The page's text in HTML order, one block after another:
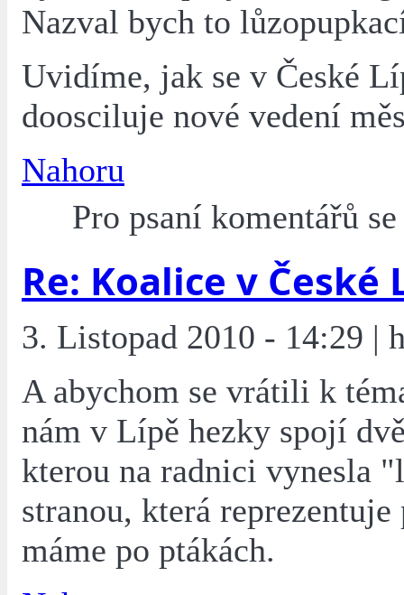
Nazval bych to
Uvidíme, jak se v České
doosciluje nové vedení
Nahoru
Pro psaní komentářů
Re: Koalice v České
3. Listopad 2010 - 14:29 |
A abychom se vrátili k
nám v Lípě hezky spojí
kterou na radnici vynesla
stranou, která reprezentuje
máme po ptákách.